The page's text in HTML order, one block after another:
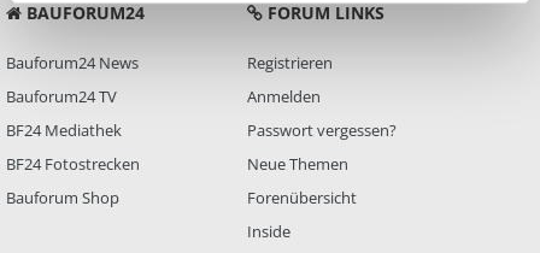
BAUFORUM24
Bauforum24 News
Bauforum24 TV
BF24 Mediathek
BF24 Fotostrecken
Bauforum Shop
FORUM LINKS
Registrieren
Anmelden
Passwort vergessen?
Neue Themen
Forenübersicht
Inside